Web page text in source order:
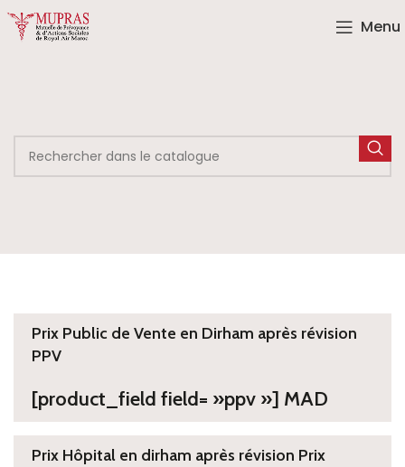
Menu
Prix Public de Vente en Dirham après révision
PPV
[product_field field= »ppv »] MAD
Prix Hôpital en dirham après révision Prix